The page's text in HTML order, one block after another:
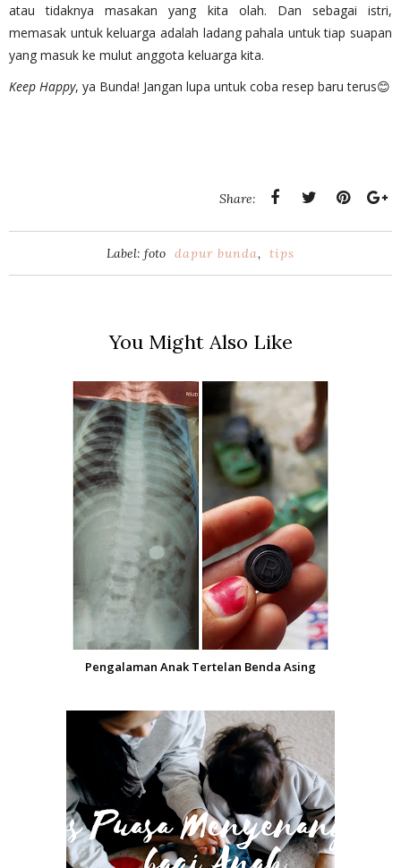
atau tidaknya masakan yang kita olah. Dan sebagai istri,
memasak untuk keluarga adalah ladang pahala untuk tiap suapan
yang masuk ke mulut anggota keluarga kita.
Keep Happy, ya Bunda! Jangan lupa untuk coba resep baru terus😊
Share:
Label: foto dapur bunda, tips
You Might Also Like
Pengalaman Anak Tertelan Benda Asing